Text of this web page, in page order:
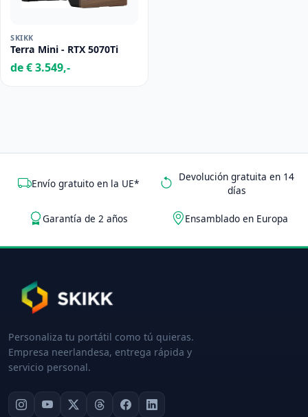
SKIKK
Terra Mini - RTX 5070Ti
de € 3.549,-
Envío gratuito en la UE*
Devolución gratuita en 14
días
Garantía de 2 años Ensamblado en Europa
Personaliza tu portátil como tú quieras.
Empresa neerlandesa, entrega rápida y
servicio personal.